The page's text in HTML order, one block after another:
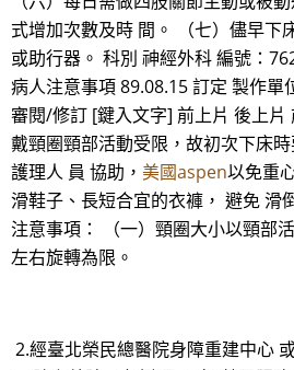
式增加次數及時 間。 （七）儘早下
或助行器。 科別 神經外科 編號：
病人注意事項 89.08.15 訂定 製作單
審閱/修訂 [鍵入文字] 前上片 後上片
戴頸圈頸部活動受限，故初次下床
護理人 員 協助， 美國aspen以免重
滑鞋子、長短合宜的衣褲， 避免 滑
注意事項： （一）頸圈大小以頸部
左右旋轉為限。
2.經臺北榮民總醫院身障重建中心